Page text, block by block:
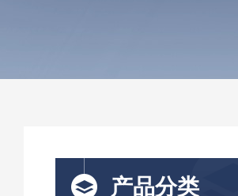
产品分类